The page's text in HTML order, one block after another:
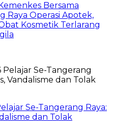
Bersama
Raya Operasi Apotek,
Kosmetik Terlarang
Se-Tangerang Raya:
dan Tolak